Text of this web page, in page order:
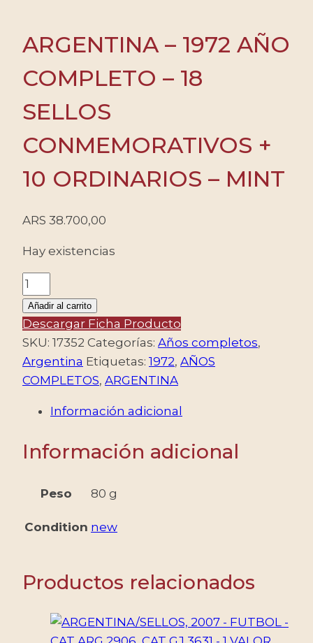
ARGENTINA – 1972 AÑO
COMPLETO – 18
SELLOS
CONMEMORATIVOS +
10 ORDINARIOS – MINT
ARS 38.700,00
Hay existencias
ARGENTINA
-
1972
AÑO
COMPLETO
-
SELLOS
ORDINARIOS
MINT
Añadir al carrito
Descargar Ficha Producto
SKU: 17352 Categorías: Años completos,
Argentina Etiquetas: 1972, AÑOS
COMPLETOS, ARGENTINA
Información adicional
Información adicional
Peso 80 g
Condition new
Productos relacionados